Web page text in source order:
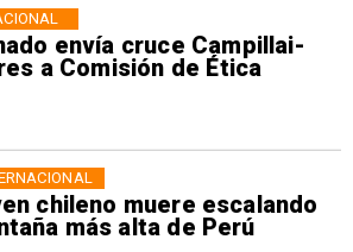
envía cruce Campillai-
a Comisión de Ética
chileno muere escalando
más alta de Perú